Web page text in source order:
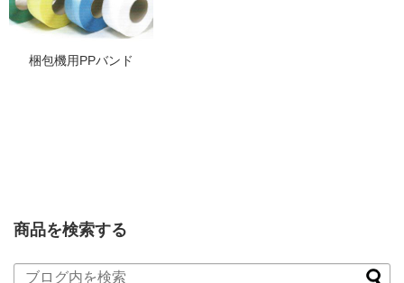
梱包機用PPバンド
商品を検索する